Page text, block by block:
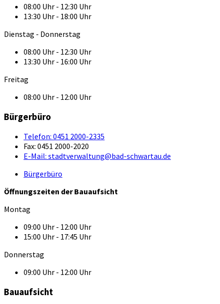
08:00 Uhr - 12:30 Uhr
13:30 Uhr - 18:00 Uhr
Dienstag - Donnerstag
08:00 Uhr - 12:30 Uhr
13:30 Uhr - 16:00 Uhr
Freitag
08:00 Uhr - 12:00 Uhr
Bürgerbüro
Telefon: 0451 2000-2335
Fax: 0451 2000-2020
E-Mail: stadtverwaltung@bad-schwartau.de
Bürgerbüro
Öffnungszeiten der Bauaufsicht
Montag
09:00 Uhr - 12:00 Uhr
15:00 Uhr - 17:45 Uhr
Donnerstag
09:00 Uhr - 12:00 Uhr
Bauaufsicht